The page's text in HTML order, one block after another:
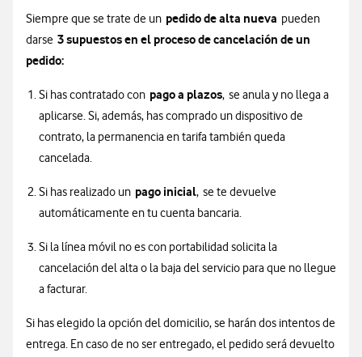
Siempre que se trate de un pedido de alta nueva pueden
darse 3 supuestos en el proceso de cancelación de un
pedido:
Si has contratado con pago a plazos, se anula y no llega a
aplicarse. Si, además, has comprado un dispositivo de
contrato, la permanencia en tarifa también queda
cancelada.
Si has realizado un pago inicial, se te devuelve
automáticamente en tu cuenta bancaria.
Si la línea móvil no es con portabilidad solicita la
cancelación del alta o la baja del servicio para que no llegue
a facturar.
Si has elegido la opción del domicilio, se harán dos intentos de
entrega. En caso de no ser entregado, el pedido será devuelto